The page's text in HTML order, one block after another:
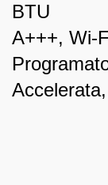
BTU
A+++, Wi-